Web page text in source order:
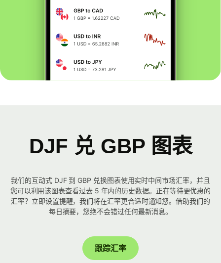
DJF 兑 GBP 图表
我们的互动式 DJF 到 GBP 兑换图表使用实时中间市场汇率，并且
您可以利用该图表查看过去 5 年内的历史数据。正在等待更优惠的
汇率？立即设置提醒，我们将在汇率更合适时通知您。借助我们的
每日摘要，您绝不会错过任何最新消息。
跟踪汇率